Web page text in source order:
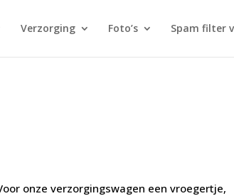
Verzorging Foto’s Spam filter
onze verzorgingswagen een vroegertje,